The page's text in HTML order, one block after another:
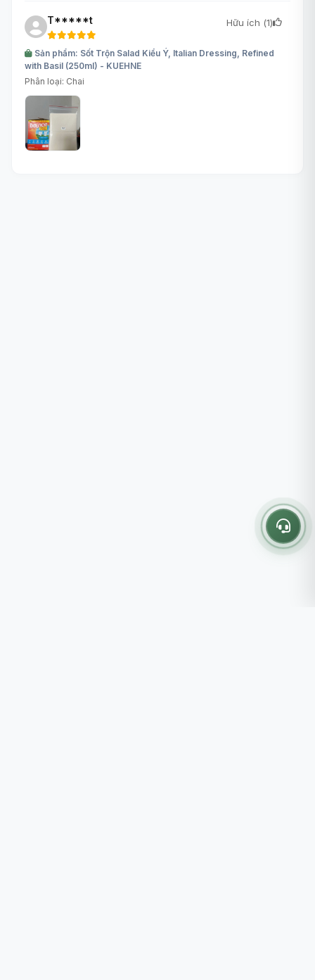
T*****t Hữu ích (1)
Sản phẩm: Sốt Trộn Salad Kiểu Ý, Italian Dressing, Refined
with Basil (250ml) - KUEHNE
Phân loại: Chai